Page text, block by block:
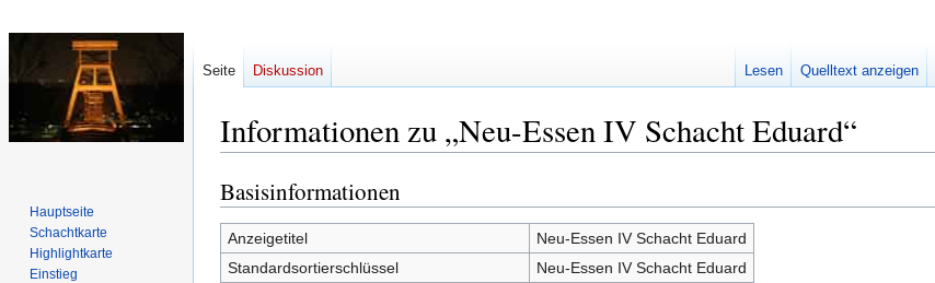
Informationen zu „Neu-Essen IV Schacht Eduard“
Zur
Navigation
springen
Zur
Suche
springen
Basisinformationen
Anzeigetitel
Neu-Essen IV Schacht Eduard
Standardsortierschlüssel
Neu-Essen IV Schacht Eduard
Seite Diskussion Lesen Quelltext anzeigen
Hauptseite
Schachtkarte
Highlightkarte
Einstieg